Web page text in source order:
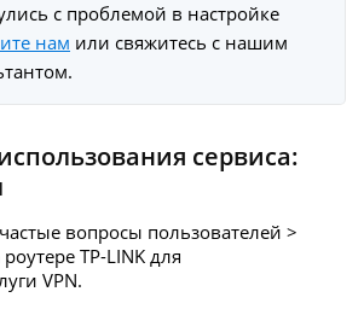
с проблемой в настройке
нам или свяжитесь с нашим
сервиса:
вопросы пользователей >
TP-LINK для
VPN.